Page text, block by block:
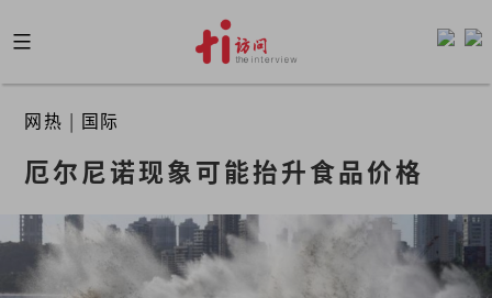
to
content
网热 | 国际
厄尔尼诺现象可能抬升食品价格